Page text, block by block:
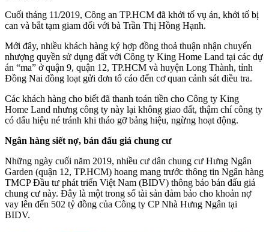
Cuối tháng 11/2019, Công an TP.HCM đã khởi tố vụ án, khởi tố bị
can và bắt tạm giam đối với bà Trần Thị Hồng Hạnh.
Mới đây, nhiều khách hàng ký hợp đồng thoả thuận nhận chuyển
nhượng quyền sử dụng đất với Công ty King Home Land tại các dự
án “ma” ở quận 9, quận 12, TP.HCM và huyện Long Thành, tỉnh
Đồng Nai đồng loạt gửi đơn tố cáo đến cơ quan cảnh sát điều tra.
Các khách hàng cho biết đã thanh toán tiền cho Công ty King
Home Land nhưng công ty này lại không giao đất, thậm chí công ty
có dấu hiệu né tránh khi tháo gỡ bảng hiệu, ngừng hoạt động.
Ngân hàng siết nợ, bán đấu giá chung cư
Những ngày cuối năm 2019, nhiều cư dân chung cư Hưng Ngân
Garden (quận 12, TP.HCM) hoang mang trước thông tin Ngân hàng
TMCP Đầu tư phát triển Việt Nam (BIDV) thông báo bán đấu giá
chung cư này. Đây là một trong số tài sản đảm bảo cho khoản nợ
vay lên đến 502 tỷ đồng của Công ty CP Nhà Hưng Ngân tại
BIDV.